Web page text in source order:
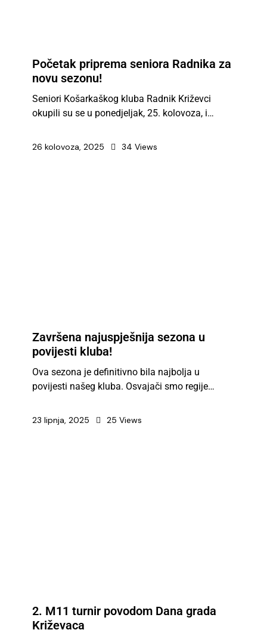
Početak priprema seniora Radnika za
novu sezonu!
Seniori Košarkaškog kluba Radnik Križevci
okupili su se u ponedjeljak, 25. kolovoza, i…
26 kolovoza, 2025 34 Views
Završena najuspješnija sezona u
povijesti kluba!
Ova sezona je definitivno bila najbolja u
povijesti našeg kluba. Osvajači smo regije…
23 lipnja, 2025 25 Views
2. M11 turnir povodom Dana grada
Križevaca